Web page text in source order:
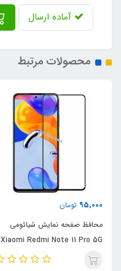
آماده ارسال
محصولات مرتبط
95,000 تومان
محافظ صفحه نمایش شیائومی
Xiaomi Redmi Note 11 Pro 5G